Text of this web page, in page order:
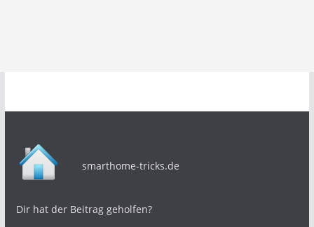
smarthome-tricks.de
Dir hat der Beitrag geholfen?